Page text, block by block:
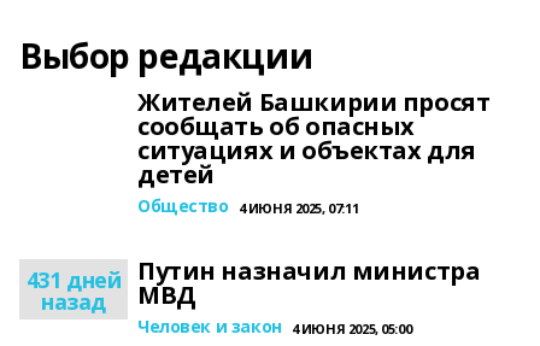
Выбор редакции
Жителей Башкирии просят
сообщать об опасных
ситуациях и объектах для
детей
Общество 4 ИЮНЯ 2025, 07:11
431 дней
назад
Путин назначил министра
МВД
Человек и закон 4 ИЮНЯ 2025, 05:00